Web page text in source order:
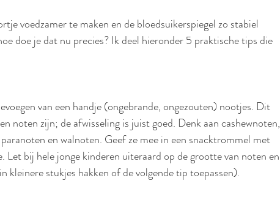
voedzamer te maken en de bloedsuikerspiegel zo stabiel
doe je dat nu precies? Ik deel hieronder 5 praktische tips die
van een handje (ongebrande, ongezouten) nootjes. Dit
noten zijn; de afwisseling is juist goed. Denk aan cashewnoten,
en walnoten. Geef ze mee in een snacktrommel met
Let bij hele jonge kinderen uiteraard op de grootte van noten en
kleinere stukjes hakken of de volgende tip toepassen).